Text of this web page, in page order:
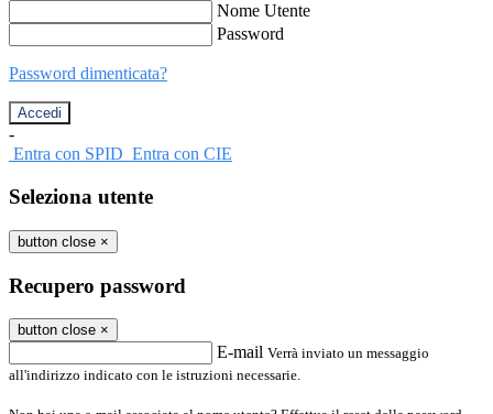
Nome Utente
Password
Password dimenticata?
-
Entra con SPID Entra con CIE
Seleziona utente
button close ×
Recupero password
button close ×
E-mail Verrà inviato un messaggio
all'indirizzo indicato con le istruzioni necessarie.